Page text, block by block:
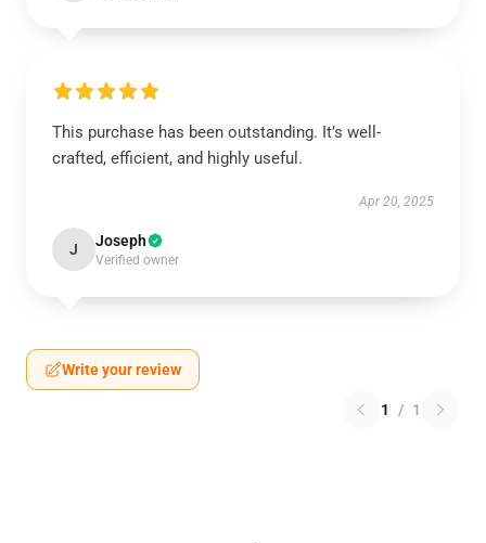
This purchase has been outstanding. It’s well-
crafted, efficient, and highly useful.
Apr 20, 2025
J Joseph
Verified owner
Write your review
1 / 1